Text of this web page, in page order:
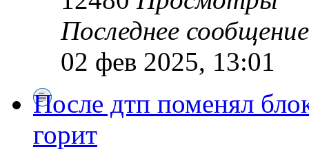
Последнее
02 фев 2025, 13:01
После дтп поменял
горит